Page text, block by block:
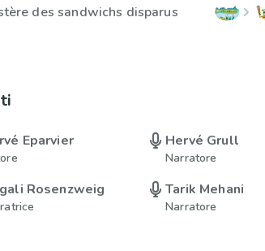
des sandwichs disparus
Eparvier Hervé Grull
Narratore
Rosenzweig Tarik Mehani
Narratore